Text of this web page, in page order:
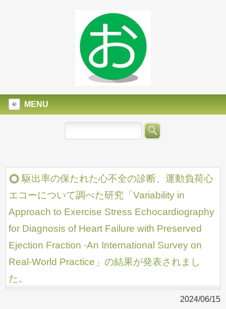
MENU
駆出率の保たれた心不全の診断、運動負荷心
エコーについて調べた研究「Variability in
Approach to Exercise Stress Echocardiography
for Diagnosis of Heart Failure with Preserved
Ejection Fraction -An International Survey on
Real-World Practice」の結果が発表されまし
た。
2024/06/15